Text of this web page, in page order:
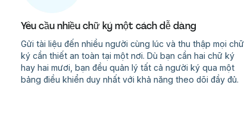
Yêu cầu nhiều chữ ký một cách dễ dàng
Gửi tài liệu đến nhiều người cùng lúc và thu thập mọi chữ
ký cần thiết an toàn tại một nơi. Dù bạn cần hai chữ ký
hay hai mươi, bạn đều quản lý tất cả người ký qua một
bảng điều khiển duy nhất với khả năng theo dõi đầy đủ.